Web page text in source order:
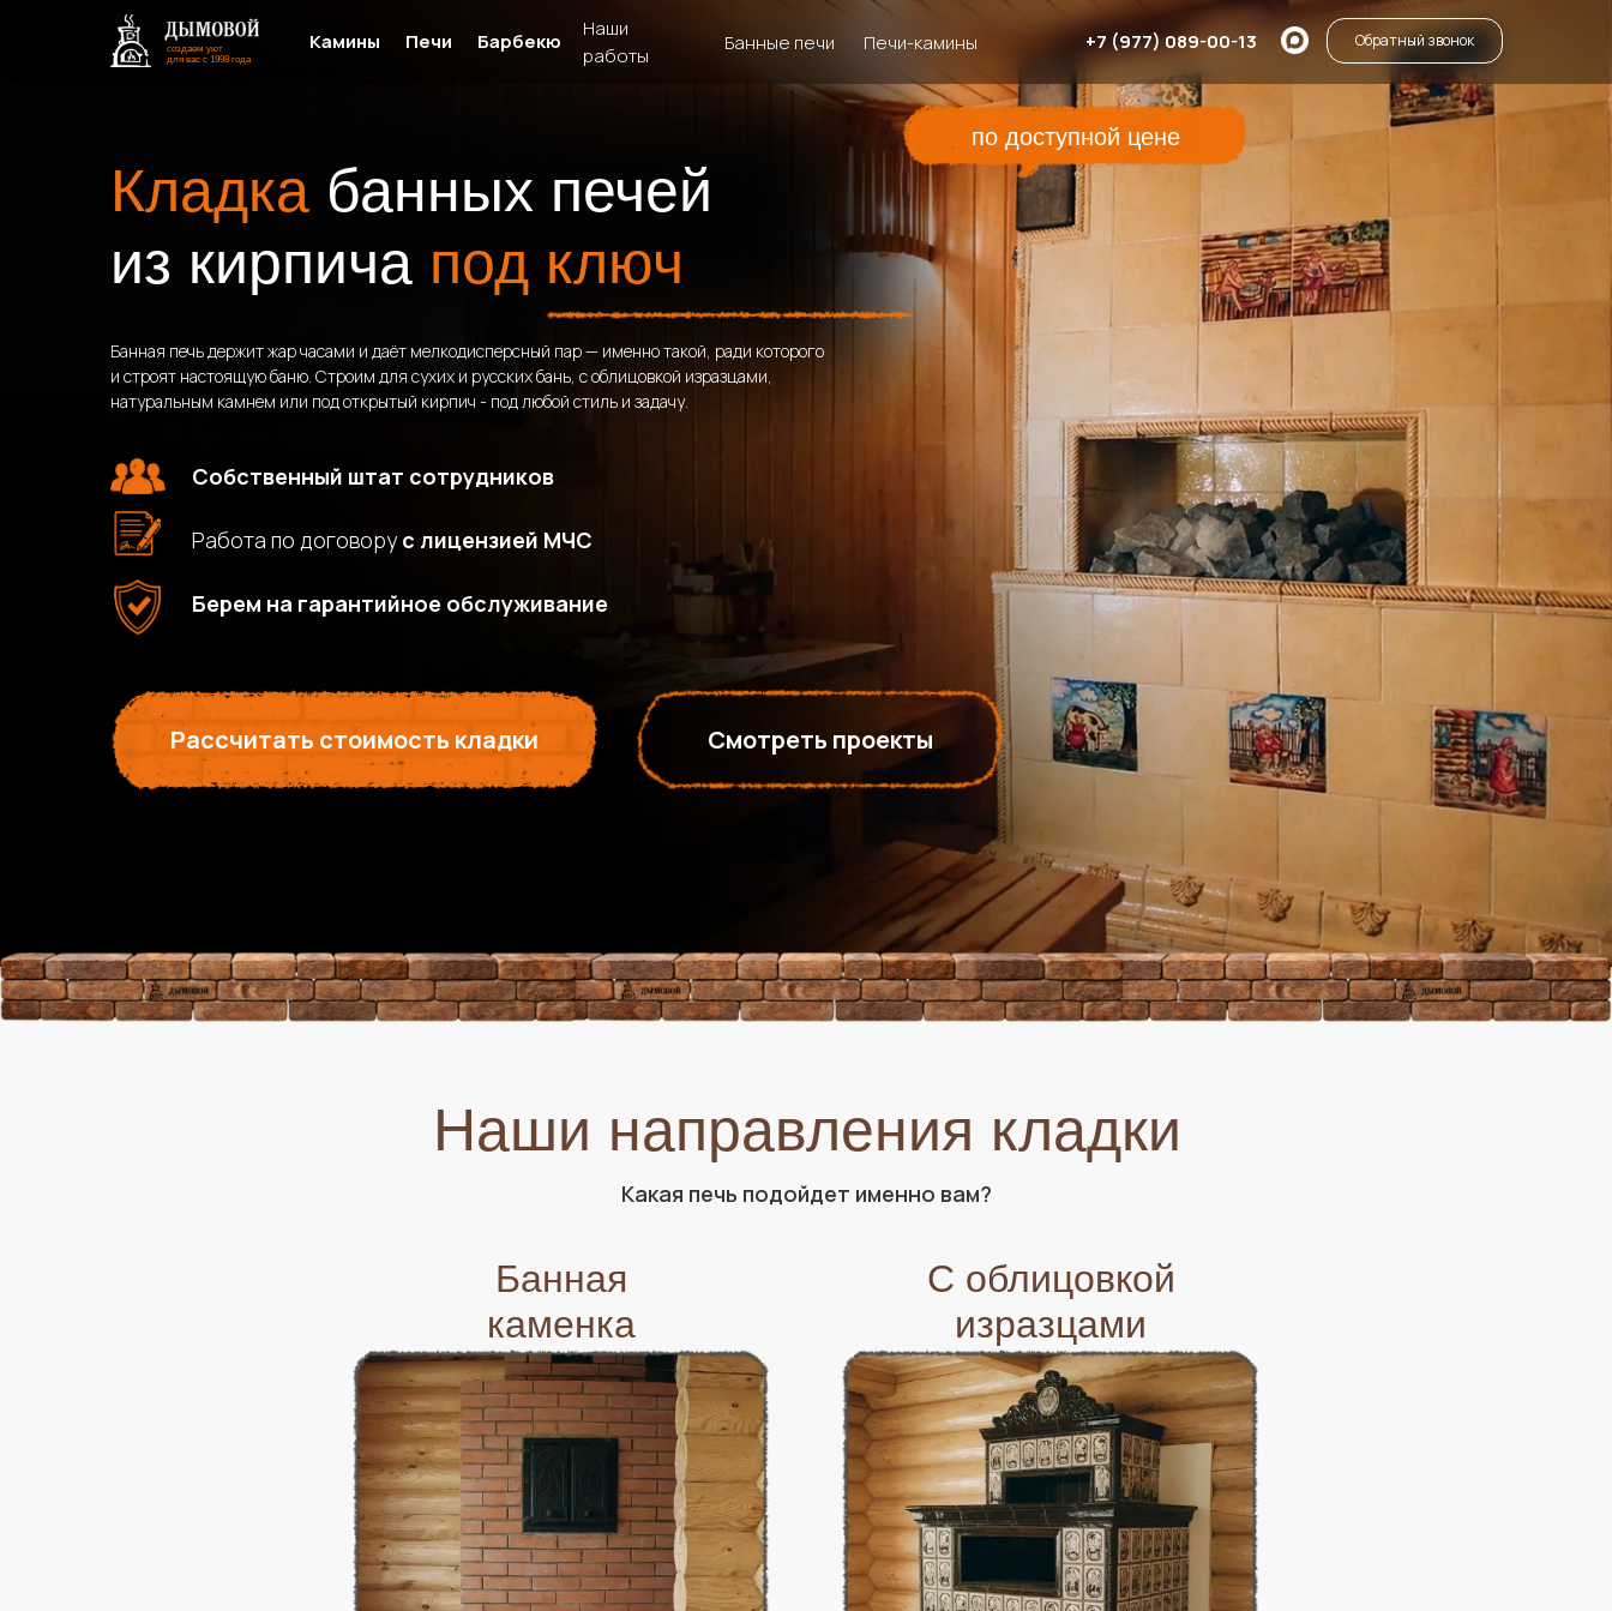
создаем уют
для вас с 1998 года
+7 (977) 089-00-13 Обратный звонок
Камины Печи Барбекю Банные печи Печи-камины
Наши
работы
Кладка банных печей
из кирпича под ключ
по доступной цене
Банная печь держит жар часами и даёт мелкодисперсный пар — именно такой, ради которого
и строят настоящую баню. Строим для сухих и русских бань, с облицовкой изразцами,
натуральным камнем или под открытый кирпич - под любой стиль и задачу.
Какая печь подойдет именно вам?
Наши направления кладки
С облицовкой
изразцами
Банная
каменка
Собственный штат сотрудников
Берем на гарантийное обслуживание
Работа по договорус лицензией МЧС
Рассчитать стоимость кладки Смотреть проекты